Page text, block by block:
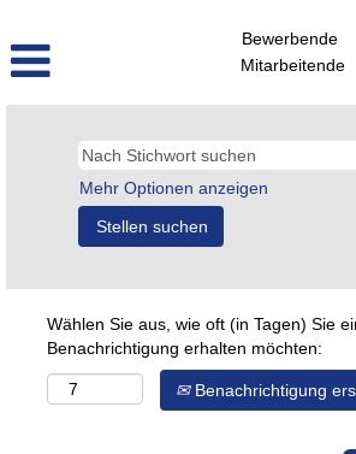
Bewerbende
Mitarbeitende
Mehr Optionen anzeigen
Wählen Sie aus, wie oft (in Tagen) Sie
Benachrichtigung erhalten möchten:
Benachrichtigung